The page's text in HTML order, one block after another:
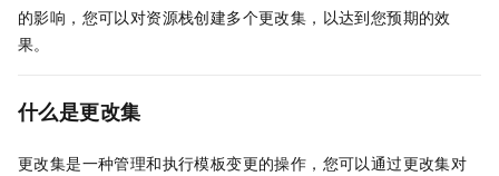
的影响，您可以对资源栈创建多个更改集，以达到您预期的效
果。
什么是更改集
更改集是一种管理和执行模板变更的操作，您可以通过更改集对